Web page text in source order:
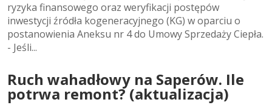
ryzyka finansowego oraz weryfikacji postępów
inwestycji źródła kogeneracyjnego (KG) w oparciu o
postanowienia Aneksu nr 4 do Umowy Sprzedaży Ciepła.
- Jeśli...
Ruch wahadłowy na Saperów. Ile
potrwa remont? (aktualizacja)